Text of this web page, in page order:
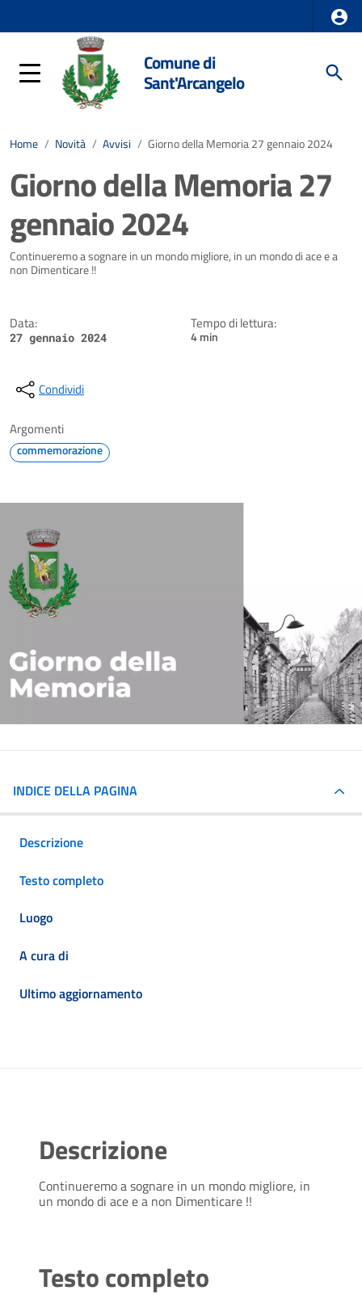
Comune di
Sant'Arcangelo
Home / Novità / Avvisi / Giorno della Memoria 27 gennaio 2024
Giorno della Memoria 27
gennaio 2024
Dettagli della notizia
Continueremo a sognare in un mondo migliore, in un mondo di ace e a
non Dimenticare !!
Data:
27 gennaio 2024
Tempo di lettura:
4 min
Condividi
Argomenti
commemorazione
INDICE DELLA PAGINA
Descrizione
Testo completo
Luogo
A cura di
Ultimo aggiornamento
Descrizione
Continueremo a sognare in un mondo migliore, in
un mondo di ace e a non Dimenticare !!
Testo completo